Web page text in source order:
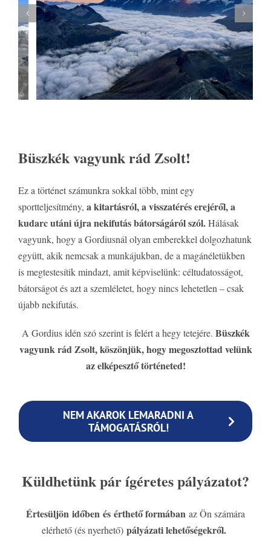
Büszkék vagyunk rád Zsolt!
Ez a történet számunkra sokkal több, mint egy
sportteljesítmény, a kitartásról, a visszatérés erejéről, a
kudarc utáni újra nekifutás bátorságáról szól.Hálásak
vagyunk, hogy a Gordiusnál olyan emberekkel dolgozhatunk
együtt, akik nemcsak a munkájukban, de a magánéletükben
is megtestesítik mindazt, amit képviselünk: céltudatosságot,
bátorságot és azt a szemléletet, hogy nincs lehetetlen – csak
újabb nekifutás.
A Gordius idén szó szerint is felért a hegy tetejére. Büszkék
vagyunk rád Zsolt, köszönjük, hogy megosztottad velünk
az elképesztő történeted!
NEM AKAROK LEMARADNI A
TÁMOGATÁSRÓL!
Küldhetünk pár ígéretes pályázatot?
Értesüljön időben és érthető formában az Ön számára
elérhető (és nyerhető) pályázati lehetőségekről.